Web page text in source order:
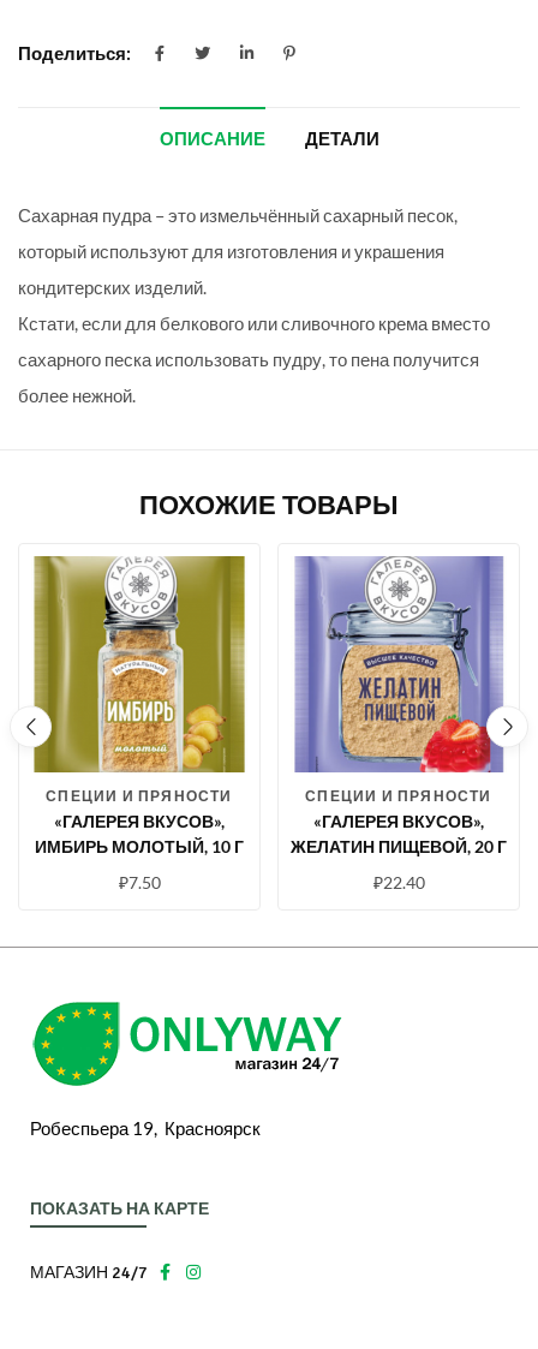
Поделиться:
ОПИСАНИЕ ДЕТАЛИ
Сахарная пудра – это измельчённый сахарный песок,
который используют для изготовления и украшения
кондитерских изделий.
Кстати, если для белкового или сливочного крема вместо
сахарного песка использовать пудру, то пена получится
более нежной.
ПОХОЖИЕ ТОВАРЫ
СПЕЦИИ И ПРЯНОСТИ
«ГАЛЕРЕЯ ВКУСОВ»,
ИМБИРЬ МОЛОТЫЙ, 10 Г
₽7.50
СПЕЦИИ И ПРЯНОСТИ
«ГАЛЕРЕЯ ВКУСОВ»,
ЖЕЛАТИН ПИЩЕВОЙ, 20 Г
₽22.40
Робеспьера 19, Красноярск
ПОКАЗАТЬ НА КАРТЕ
МАГАЗИН 24/7